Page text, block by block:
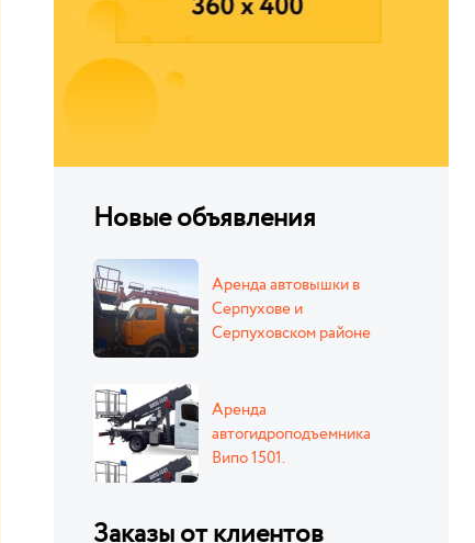
Новые объявления
Аренда автовышки в
Серпухове и
Серпуховском районе
Аренда
автогидроподъемника
Випо 1501.
Заказы от клиентов